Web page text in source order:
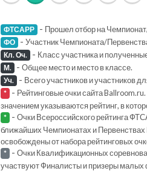
ФТСАРР - Прошел отбор на
ФО - Участник Чемпионата/
Кл. Оч. - Класс участника и
М. - Общее место и место в классе.
Уч. - Всего участников и участников
* - Рейтинговые очки сайта
значением указываются рейтинг, в
* - Очки Всероссийского рейтинга
ближайших Чемпионатах и
освобождены от набора рейтинговых
* - Очки Квалификационных
участвуют Финалисты и призеры малых